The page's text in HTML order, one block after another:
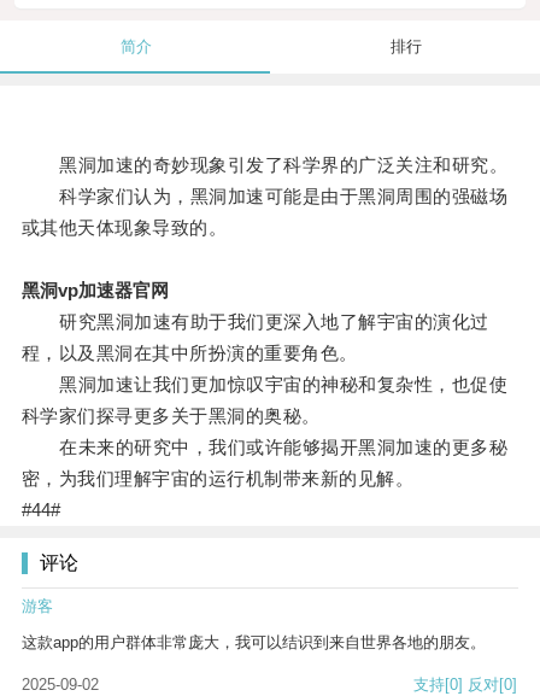
简介 排行
黑洞加速的奇妙现象引发了科学界的广泛关注和研究。
科学家们认为，黑洞加速可能是由于黑洞周围的强磁场
或其他天体现象导致的。
黑洞vp加速器官网
研究黑洞加速有助于我们更深入地了解宇宙的演化过
程，以及黑洞在其中所扮演的重要角色。
黑洞加速让我们更加惊叹宇宙的神秘和复杂性，也促使
科学家们探寻更多关于黑洞的奥秘。
在未来的研究中，我们或许能够揭开黑洞加速的更多秘
密，为我们理解宇宙的运行机制带来新的见解。
#44#
评论
游客
这款app的用户群体非常庞大，我可以结识到来自世界各地的朋友。
2025-09-02 支持[0] 反对[0]